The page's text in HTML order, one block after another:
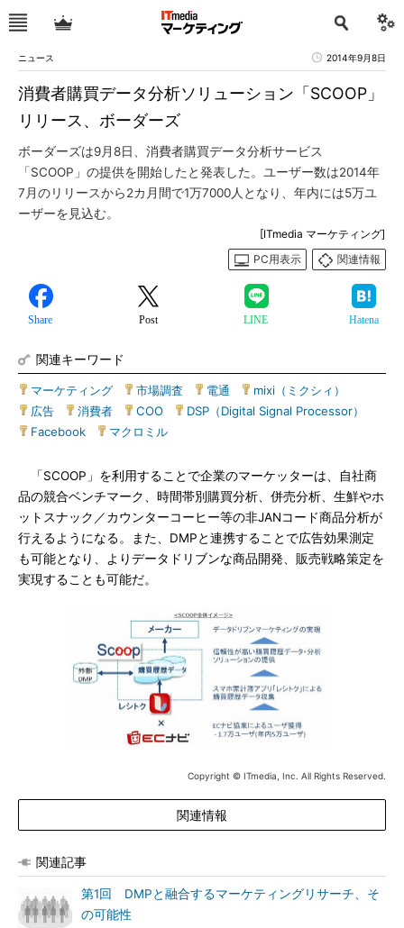
ニュース 2014年9月8日
消費者購買データ分析ソリューション「SCOOP」
リリース、ボーダーズ
ボーダーズは9月8日、消費者購買データ分析サービス
「SCOOP」の提供を開始したと発表した。ユーザー数は2014年
7月のリリースから2カ月間で1万7000人となり、年内には5万ユ
ーザーを見込む。
[ITmedia マーケティング]
PC用表示
関連情報
Share Post LINE Hatena
関連キーワード
マーケティング 市場調査 電通 mixi（ミクシィ）
広告
消費者 COO DSP（Digital Signal Processor）
Facebook
マクロミル
「SCOOP」を利用することで企業のマーケッターは、自社商
品の競合ベンチマーク、時間帯別購買分析、併売分析、生鮮やホ
ットスナック／カウンターコーヒー等の非JANコード商品分析が
行えるようになる。また、DMPと連携することで広告効果測定
も可能となり、よりデータドリブンな商品開発、販売戦略策定を
実現することも可能だ。
Copyright © ITmedia, Inc. All Rights Reserved.
関連情報
関連記事
第1回 DMPと融合するマーケティングリサーチ、そ
の可能性